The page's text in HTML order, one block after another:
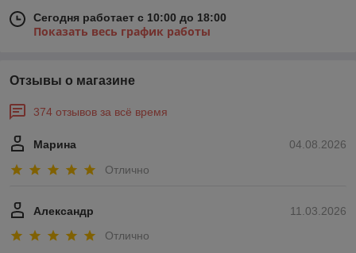
Сегодня работает с 10:00 до 18:00
Показать весь график работы
Отзывы о магазине
374 отзывов за всё время
04.08.2026
Марина
Отлично
11.03.2026
Александр
Отлично